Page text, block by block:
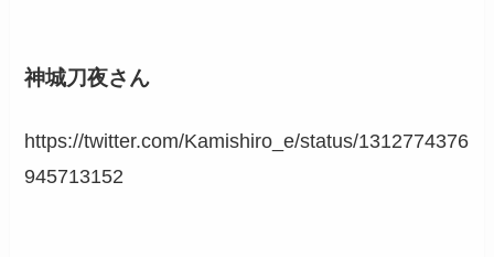
神城刀夜さん
https://twitter.com/Kamishiro_e/status/1312774376
945713152